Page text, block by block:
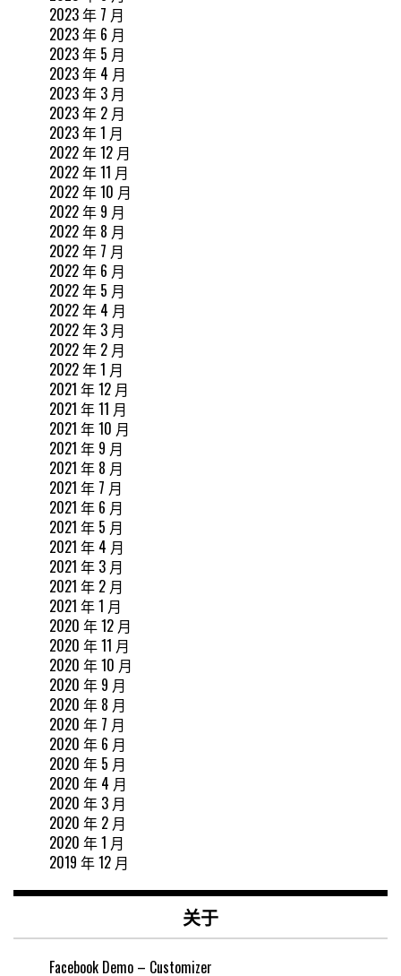
2023 年 7 月
2023 年 6 月
2023 年 5 月
2023 年 4 月
2023 年 3 月
2023 年 2 月
2023 年 1 月
2022 年 12 月
2022 年 11 月
2022 年 10 月
2022 年 9 月
2022 年 8 月
2022 年 7 月
2022 年 6 月
2022 年 5 月
2022 年 4 月
2022 年 3 月
2022 年 2 月
2022 年 1 月
2021 年 12 月
2021 年 11 月
2021 年 10 月
2021 年 9 月
2021 年 8 月
2021 年 7 月
2021 年 6 月
2021 年 5 月
2021 年 4 月
2021 年 3 月
2021 年 2 月
2021 年 1 月
2020 年 12 月
2020 年 11 月
2020 年 10 月
2020 年 9 月
2020 年 8 月
2020 年 7 月
2020 年 6 月
2020 年 5 月
2020 年 4 月
2020 年 3 月
2020 年 2 月
2020 年 1 月
2019 年 12 月
关于
Facebook Demo – Customizer